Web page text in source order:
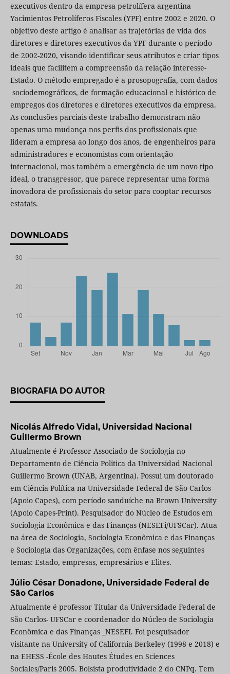
executivos dentro da empresa petrolífera argentina
Yacimientos Petrolíferos Fiscales (YPF) entre 2002 e 2020. O
objetivo deste artigo é analisar as trajetórias de vida dos
diretores e diretores executivos da YPF durante o período
de 2002-2020, visando identificar seus atributos e criar tipos
ideais que facilitem a compreensão da relação interesse-
Estado. O método empregado é a prosopografía, com dados
sociodemográficos, de formação educacional e histórico de
empregos dos diretores e diretores executivos da empresa.
As conclusões parciais deste trabalho demonstram não
apenas uma mudança nos perfis dos profissionais que
lideram a empresa ao longo dos anos, de engenheiros para
administradores e economistas com orientação
internacional, mas também a emergência de um novo tipo
ideal, o transgressor, que parece representar uma forma
inovadora de profissionais do setor para cooptar recursos
estatais.
DOWNLOADS
BIOGRAFIA DO AUTOR
Nicolás Alfredo Vidal, Universidad Nacional
Guillermo Brown
Atualmente é Professor Associado de Sociologia no
Departamento de Ciência Politica da Universidad Nacional
Guillermo Brown (UNAB, Argentina). Possui um doutorado
em Ciência Política na Universidade Federal de São Carlos
(Apoio Capes), com período sanduíche na Brown University
(Apoio Capes-Print). Pesquisador do Núcleo de Estudos em
Sociologia Econômica e das Finanças (NESEFi/UFSCar). Atua
na área de Sociologia, Sociologia Econômica e das Finanças
e Sociologia das Organizações, com ênfase nos seguintes
temas: Estado, empresas, empresários e Elites.
Júlio César Donadone, Universidade Federal de
São Carlos
Atualmente é professor Titular da Universidade Federal de
São Carlos- UFSCar e coordenador do Núcleo de Sociologia
Econômica e das Finanças _NESEFI. Foi pesquisador
visitante na University of California Berkeley (1998 e 2018) e
na EHESS -École des Hautes Études en Sciences
Sociales/Paris 2005. Bolsista produtividade 2 do CNPq. Tem